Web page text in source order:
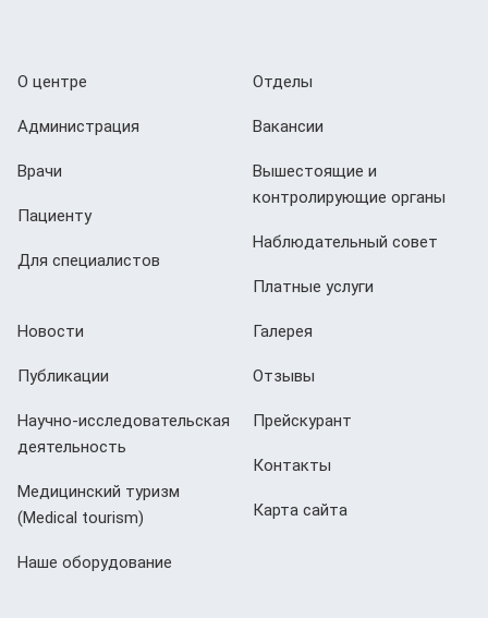
О центре
Администрация
Врачи
Пациенту
Для специалистов
Отделы
Вакансии
Вышестоящие и
контролирующие органы
Наблюдательный совет
Платные услуги
Новости
Публикации
Научно-исследовательская
деятельность
Медицинский туризм
(Мedical tourism)
Наше оборудование
Галерея
Отзывы
Прейскурант
Контакты
Карта сайта